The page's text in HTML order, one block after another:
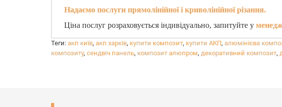
Надаємо послуги прямолінійної і криволінійної різання.
Ціна послуг розраховується індивідуально, запитуйте у
Теги: акп київ, акп харків, купити композит, купити АКП, алюмінієва
композиту, сендвіч панель, композит алюпром, декоративний композит,